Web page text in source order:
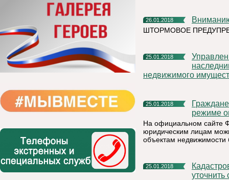
26.01.2018
ШТОРМОВОЕ
25.01.2018
Управление Росреестра по Республике Коми: получение
недвижимого
25.01.2018
Граждане и организации могут получить услуги Росреестра в
режиме
На официальном сайте
юридическим лицам
объектам недвижимости
25.01.2018
Кадастровая палата рекомендует землепользователям
уточнить